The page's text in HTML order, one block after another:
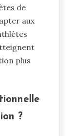
de
aux
plus
?